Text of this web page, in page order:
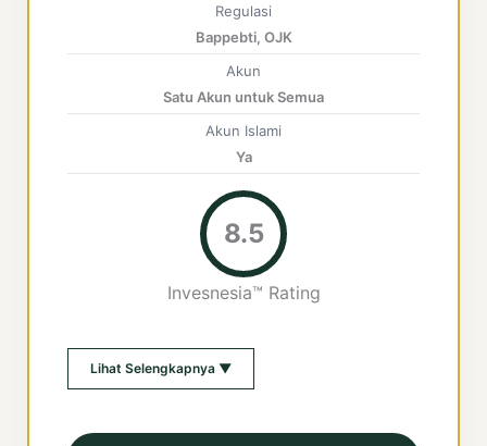
Regulasi
Bappebti, OJK
Akun
Satu Akun untuk Semua
Akun Islami
Ya
8.5
Invesnesia™ Rating
Lihat Selengkapnya ▼